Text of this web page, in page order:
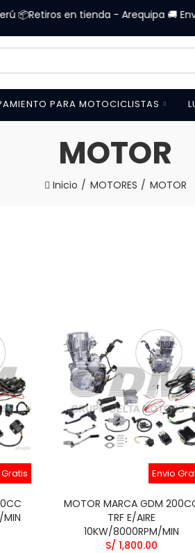
en tienda - Arequipa 🚚
PARA MOTOCICLISTAS
MOTOR
Inicio MOTORES MOTOR
Envio
MOTOR MARCA GDM
TRF E/AIRE
10KW/8000RPM/MIN
S/ 1,800.00